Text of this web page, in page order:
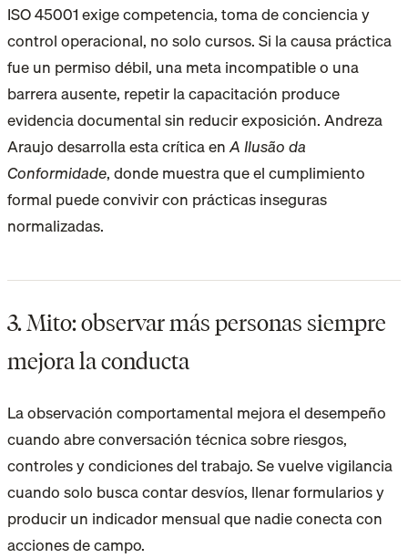
ISO 45001 exige competencia, toma de conciencia y
control operacional, no solo cursos. Si la causa práctica
fue un permiso débil, una meta incompatible o una
barrera ausente, repetir la capacitación produce
evidencia documental sin reducir exposición. Andreza
Araujo desarrolla esta crítica enA Ilusão da
Conformidade, donde muestra que el cumplimiento
formal puede convivir con prácticas inseguras
normalizadas.
3. Mito: observar más personas siempre
mejora la conducta
La observación comportamental mejora el desempeño
cuando abre conversación técnica sobre riesgos,
controles y condiciones del trabajo. Se vuelve vigilancia
cuando solo busca contar desvíos, llenar formularios y
producir un indicador mensual que nadie conecta con
acciones de campo.